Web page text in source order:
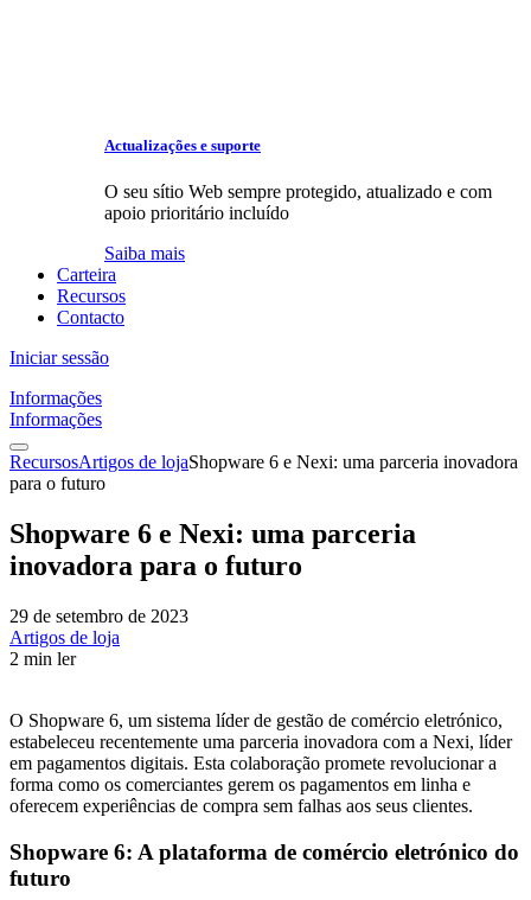
Actualizações e suporte
O seu sítio Web sempre protegido, atualizado e com
apoio prioritário incluído
Saiba mais
Carteira
Recursos
Contacto
Iniciar sessão
Informações
Informações
RecursosArtigos de lojaShopware 6 e Nexi: uma parceria inovadora
para o futuro
Shopware 6 e Nexi: uma parceria
inovadora para o futuro
29 de setembro de 2023
Artigos de loja
2 min ler
O Shopware 6, um sistema líder de gestão de comércio eletrónico,
estabeleceu recentemente uma parceria inovadora com a Nexi, líder
em pagamentos digitais. Esta colaboração promete revolucionar a
forma como os comerciantes gerem os pagamentos em linha e
oferecem experiências de compra sem falhas aos seus clientes.
Shopware 6: A plataforma de comércio eletrónico do
futuro